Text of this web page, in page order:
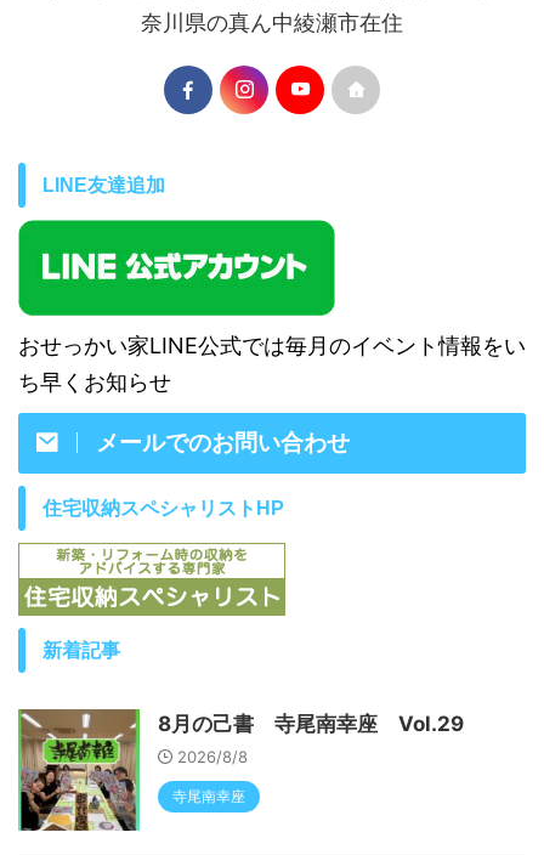
奈川県の真ん中綾瀬市在住
LINE友達追加
おせっかい家LINE公式では毎月のイベント情報をい
ち早くお知らせ
メールでのお問い合わせ
住宅収納スペシャリストHP
新着記事
8月の己書 寺尾南幸座 Vol.29
2026/8/8
寺尾南幸座